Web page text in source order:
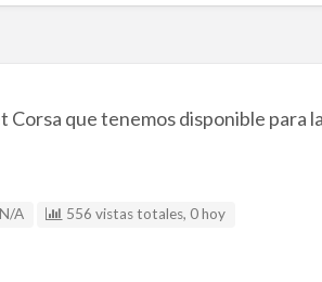
que tenemos disponible para
Listing ID
N/A 556 vistas totales, 0 hoy